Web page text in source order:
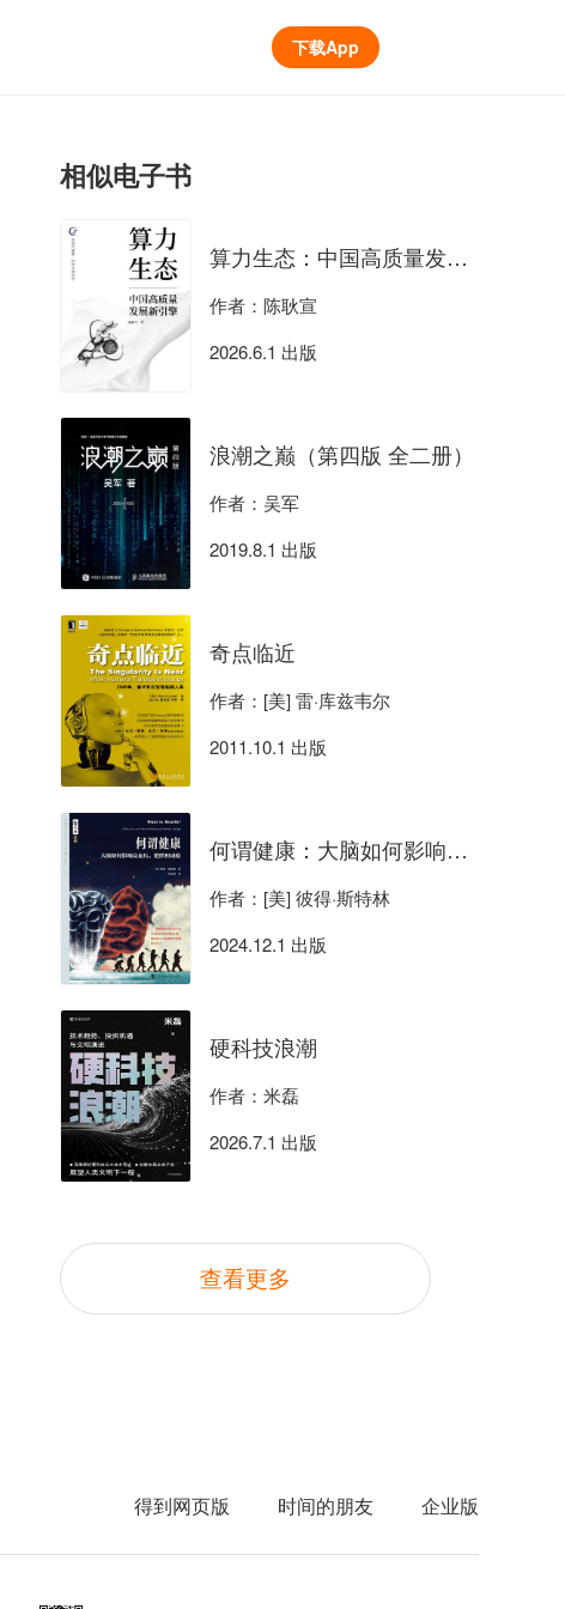
下载App
相似电子书
算力生态：中国高质量发展新引擎
作者：陈耿宣
2026.6.1 出版
浪潮之巅（第四版 全二册）
作者：吴军
2019.8.1 出版
奇点临近
作者：[美] 雷·库兹韦尔
2011.10.1 出版
何谓健康：大脑如何影响高血压、肥胖和成瘾
作者：[美] 彼得·斯特林
2024.12.1 出版
硬科技浪潮
作者：米磊
2026.7.1 出版
查看更多
得到网页版 时间的朋友 企业版